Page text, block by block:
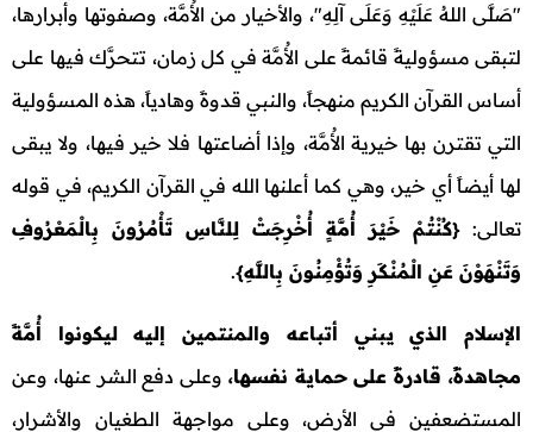
"صَلَّى اللهُ عَلَيْهِ وَعَلَى آلِهِ"، والأخيار من الأُمَّة، وصفوتها وأبرارها،
لتبقى مسؤوليةً قائمةً على الأُمَّة في كل زمان، تتحرَّك فيها على
أساس القرآن الكريم منهجاً، والنبي قدوةً وهادياً، هذه المسؤولية
التي تقترن بها خيرية الأُمَّة، وإذا أضاعتها فلا خير فيها، ولا يبقى
لها أيضاً أي خير، وهي كما أعلنها الله في القرآن الكريم، في قوله
تعالى: {كُنْتُمْ خَيْرَ أُمَّةٍ أُخْرِجَتْ لِلنَّاسِ تَأْمُرُونَ بِالْمَعْرُوفِ
وَتَنْهَوْنَ عَنِ الْمُنْكَرِ وَتُؤْمِنُونَ بِاللَّهِ}
.
الإسلام الذي يبني أتباعه والمنتمين إليه ليكونوا أُمَّةً
مجاهدةً، قادرةً على حماية نفسها،وعلى دفع الشر عنها، وعن
المستضعفين في الأرض، وعلى مواجهة الطغيان والأشرار،